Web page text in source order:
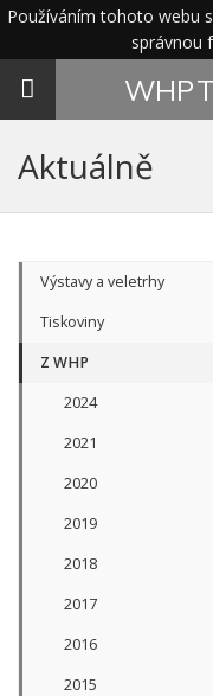
Používáním tohoto webu
správnou
Toggle
WHP
Aktuálně
Výstavy a veletrhy
Tiskoviny
Z WHP
2024
2021
2020
2019
2018
2017
2016
2015